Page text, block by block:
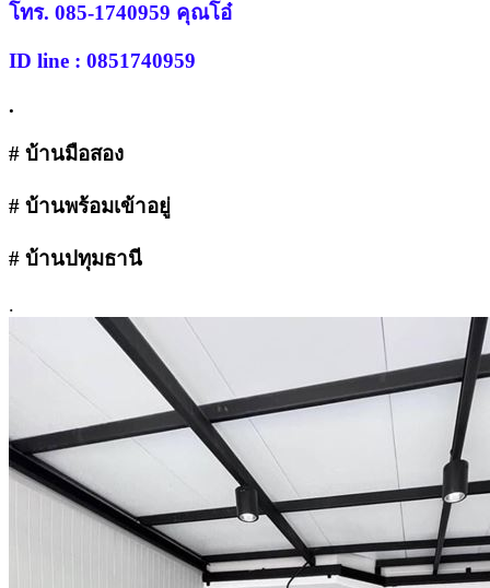
โทร. 085-1740959 คุณโอ๋
ID line : 0851740959
.
# บ้านมือสอง
# บ้านพร้อมเข้าอยู่
# บ้านปทุมธานี
.